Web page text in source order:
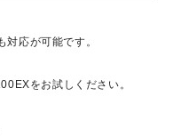
応が可能です。
をお試しください。